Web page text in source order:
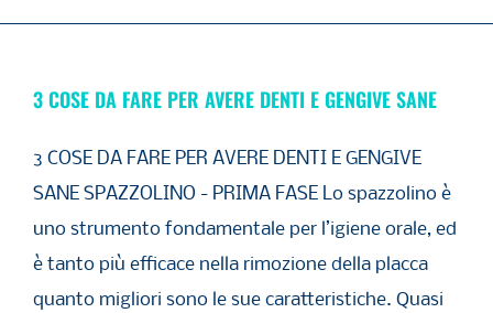
3 COSE DA FARE PER AVERE DENTI E GENGIVE SANE
3 COSE DA FARE PER AVERE DENTI E GENGIVE
SANE SPAZZOLINO - PRIMA FASE Lo spazzolino è
uno strumento fondamentale per l’igiene orale, ed
è tanto più efficace nella rimozione della placca
quanto migliori sono le sue caratteristiche. Quasi